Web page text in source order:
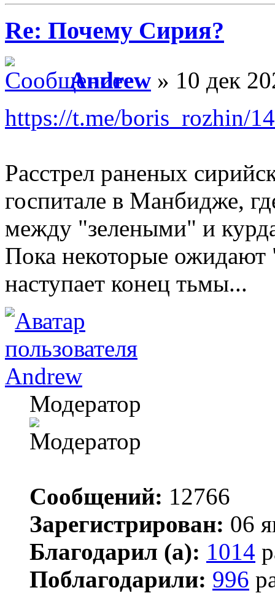
Re: Почему Сирия?
Andrew » 10 дек
https://t.me/boris_rozhin/
Расстрел раненых
госпитале в Манбидже,
между "зелеными" и
Пока некоторые ожидают
наступает конец тьмы...
Andrew
Модератор
Сообщений: 12766
Зарегистрирован: 06
Благодарил (а): 1014
Поблагодарили: 996